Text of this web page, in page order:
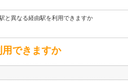
と異なる経由駅を利用できますか
できますか